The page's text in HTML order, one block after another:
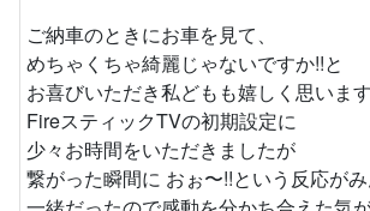
ご納車のときにお車を見て、
めちゃくちゃ綺麗じゃないですか!!と
お喜びいただき私どもも嬉しく思いま
FireスティックTVの初期設定に
少々お時間をいただきましたが
繋がった瞬間に おぉ〜!!という反応が